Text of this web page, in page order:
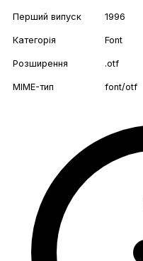
Перший випуск 1996
Категорія Font
Розширення .otf
MIME-тип font/otf